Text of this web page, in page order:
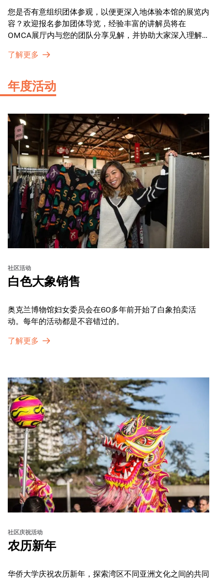
您是否有意组织团体参观，以便更深入地体验本馆的展览内
容？欢迎报名参加团体导览，经验丰富的讲解员将在
OMCA展厅内与您的团队分享见解，并协助大家深入理解
了解更多
年度活动
社区活动
白色大象销售
奥克兰博物馆妇女委员会在60多年前开始了白象拍卖活
动。每年的活动都是不容错过的。
了解更多
社区庆祝活动
农历新年
华侨大学庆祝农历新年，探索湾区不同亚洲文化之间的共同